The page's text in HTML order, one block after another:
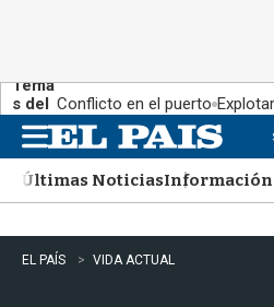
Tema
s del
día:
Conflicto en el puerto
n
uÚltimas NoticiasInformación
EL PAÍS VIDA ACTUAL